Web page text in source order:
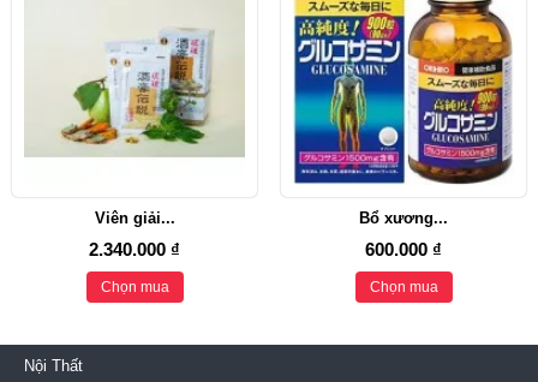
Viên giải...
2.340.000 ₫
Chọn mua
Bổ xương...
600.000 ₫
Chọn mua
Nội Thất